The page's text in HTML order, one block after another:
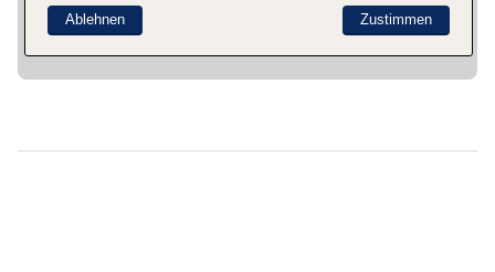
Zustimmen
Ablehnen